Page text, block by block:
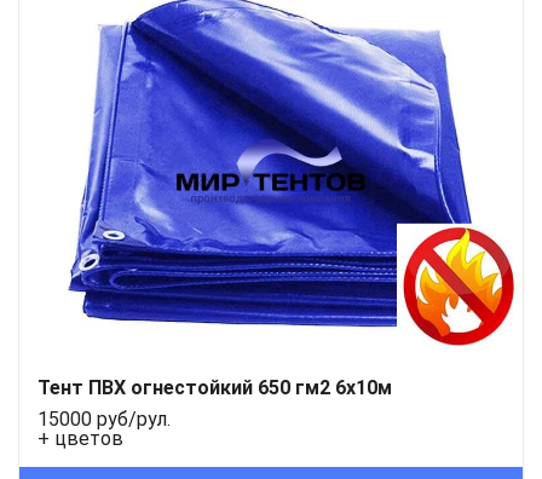
Тент ПВХ огнестойкий 650 гм2 6х10м
15000 руб/рул.
+ цветов